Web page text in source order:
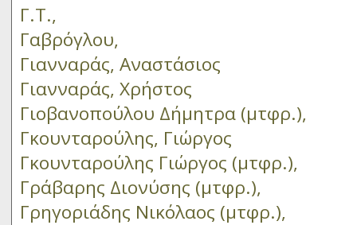
Γ.Τ.,
Γαβρόγλου,
Γιανναράς, Αναστάσιος
Γιανναράς, Χρήστος
Γιοβανοπούλου Δήμητρα (μτφρ.),
Γκουνταρούλης, Γιώργος
Γκουνταρούλης Γιώργος (μτφρ.),
Γράβαρης Διονύσης (μτφρ.),
Γρηγοριάδης Νικόλαος (μτφρ.),